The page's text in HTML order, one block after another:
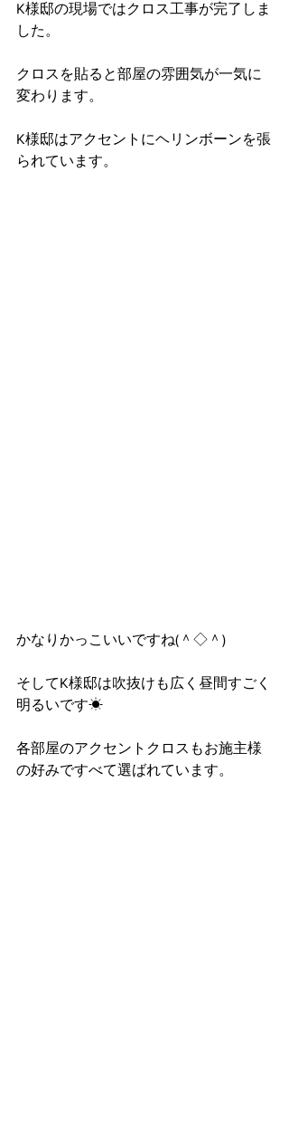
K様邸の現場ではクロス工事が完了しま
した。
クロスを貼ると部屋の雰囲気が一気に
変わります。
K様邸はアクセントにヘリンボーンを張
られています。
かなりかっこいいですね(＾◇＾)
そしてK様邸は吹抜けも広く昼間すごく
明るいです☀
各部屋のアクセントクロスもお施主様
の好みですべて選ばれています。